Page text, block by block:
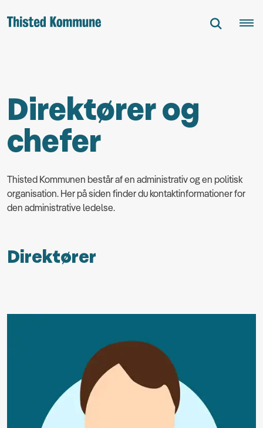
Direktører og
chefer
Thisted Kommunen består af en administrativ og en politisk
organisation. Her på siden finder du kontaktinformationer for
den administrative ledelse.
Direktører